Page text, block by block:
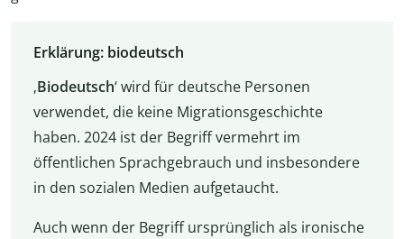
Erklärung: biodeutsch
‚Biodeutsch‘ wird für deutsche Personen
verwendet, die keine Migrationsgeschichte
haben. 2024 ist der Begriff vermehrt im
öffentlichen Sprachgebrauch und insbesondere
in den sozialen Medien aufgetaucht.
Auch wenn der Begriff ursprünglich als ironische